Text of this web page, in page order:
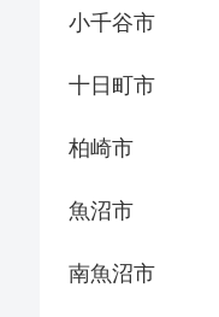
小千谷市
十日町市
柏崎市
魚沼市
南魚沼市